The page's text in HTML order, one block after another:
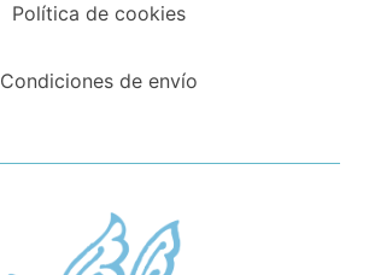
Política de cookies
Condiciones de envío